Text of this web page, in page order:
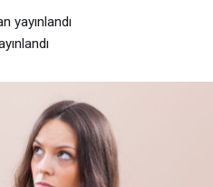
yayınlandı